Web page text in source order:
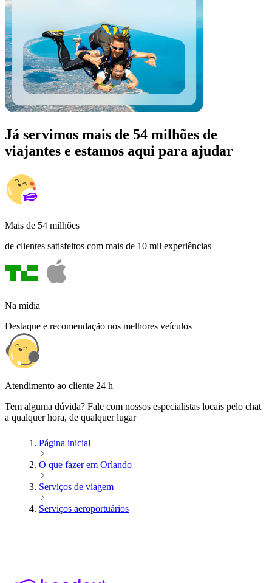
Já servimos mais de 54 milhões de
viajantes e estamos aqui para ajudar
Mais de 54 milhões
de clientes satisfeitos com mais de 10 mil experiências
Na mídia
Destaque e recomendação nos melhores veículos
Atendimento ao cliente 24 h
Tem alguma dúvida? Fale com nossos especialistas locais pelo chat
a qualquer hora, de qualquer lugar
Página inicial
O que fazer em Orlando
Serviços de viagem
Serviços aeroportuários